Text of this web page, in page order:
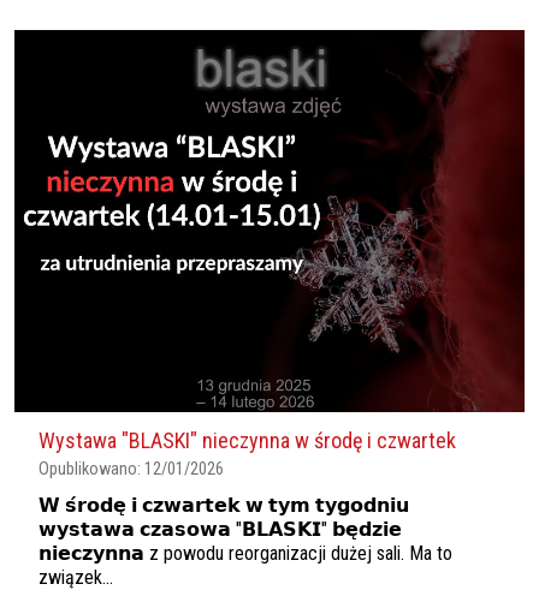
Wystawa "BLASKI" nieczynna w środę i czwartek
Opublikowano: 12/01/2026
𝗪 𝘀́𝗿𝗼𝗱𝗲̨ 𝗶 𝗰𝘇𝘄𝗮𝗿𝘁𝗲𝗸 𝘄 𝘁𝘆𝗺 𝘁𝘆𝗴𝗼𝗱𝗻𝗶𝘂
𝘄𝘆𝘀𝘁𝗮𝘄𝗮 𝗰𝘇𝗮𝘀𝗼𝘄𝗮 "𝗕𝗟𝗔𝗦𝗞𝗜" 𝗯𝗲̨𝗱𝘇𝗶𝗲
𝗻𝗶𝗲𝗰𝘇𝘆𝗻𝗻𝗮 z powodu reorganizacji dużej sali. Ma to
związek...